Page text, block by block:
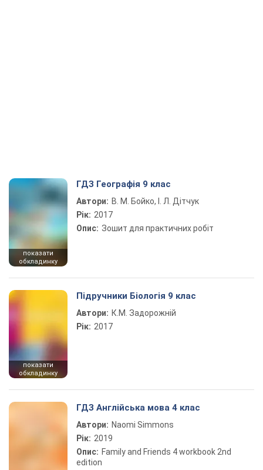
показати
обкладинку
ГДЗ Географія 9 клас
Автори: В. М. Бойко, І. Л. Дітчук
Рік: 2017
Опис: Зошит для практичних робіт
показати
обкладинку
Підручники Біологія 9 клас
Автори: К.М. Задорожній
Рік: 2017
ГДЗ Англійська мова 4 клас
Автори: Naomi Simmons
Рік: 2019
Опис: Family and Friends 4 workbook 2nd
edition